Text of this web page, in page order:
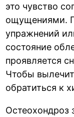
это чувство
ощущениями.
упражнений
состояние
проявляется
Чтобы
обратиться к
Остеохондроз